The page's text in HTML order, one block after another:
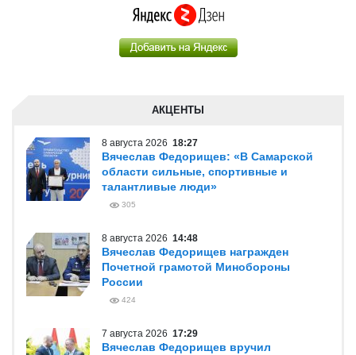
АКЦЕНТЫ
8 августа 2026 18:27
Вячеслав Федорищев: «В Самарской
области сильные, спортивные и
талантливые люди»
305
8 августа 2026 14:48
Вячеслав Федорищев награжден
Почетной грамотой Минобороны
России
424
7 августа 2026 17:29
Вячеслав Федорищев вручил